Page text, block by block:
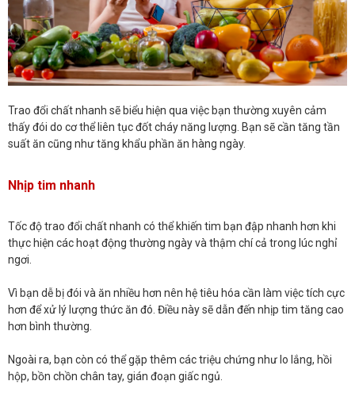
Trao đổi chất nhanh sẽ biểu hiện qua việc bạn thường xuyên cảm
thấy đói do cơ thể liên tục đốt cháy năng lượng. Bạn sẽ cần tăng tần
suất ăn cũng như tăng khẩu phần ăn hàng ngày.
Nhịp tim nhanh
Tốc độ trao đổi chất nhanh có thể khiến tim bạn đập nhanh hơn khi
thực hiện các hoạt động thường ngày và thậm chí cả trong lúc nghỉ
ngơi.
Vì bạn dễ bị đói và ăn nhiều hơn nên hệ tiêu hóa cần làm việc tích cực
hơn để xử lý lượng thức ăn đó. Điều này sẽ dẫn đến nhịp tim tăng cao
hơn bình thường.
Ngoài ra, bạn còn có thể gặp thêm các triệu chứng như lo lắng, hồi
hộp, bồn chồn chân tay, gián đoạn giấc ngủ.